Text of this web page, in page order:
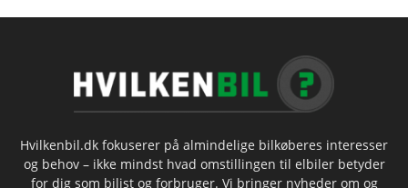
Hvilkenbil.dk fokuserer på almindelige bilkøberes interesser
og behov – ikke mindst hvad omstillingen til elbiler betyder
for dig som bilist og forbruger. Vi bringer nyheder om og